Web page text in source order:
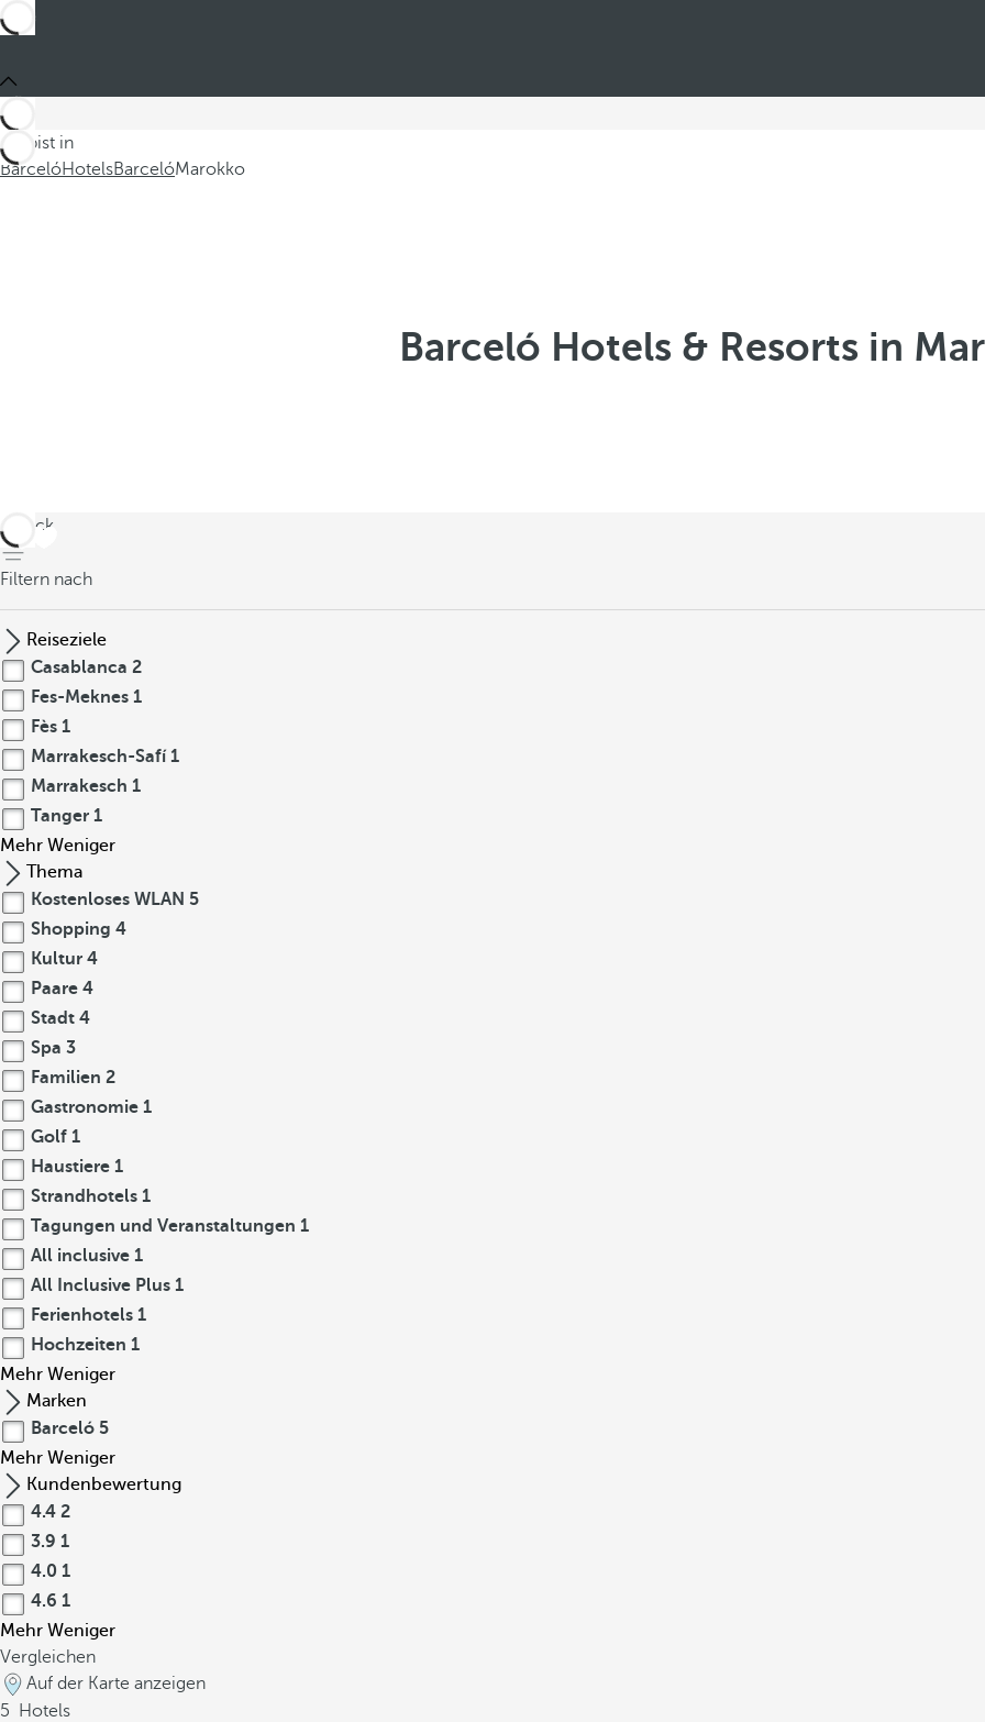
Du bist in
BarcelóHotelsBarcelóMarokko
Barceló Hotels & Resorts in
zurück
Filtern nach
Reiseziele
Casablanca 2
Fes-Meknes 1
Fès 1
Marrakesch-Safí1
Marrakesch 1
Tanger 1
Mehr Weniger
Thema
Kostenloses WLAN 5
Shopping 4
Kultur 4
Paare 4
Stadt 4
Spa 3
Familien 2
Gastronomie 1
Golf 1
Haustiere 1
Strandhotels 1
Tagungen und Veranstaltungen 1
All inclusive 1
All Inclusive Plus 1
Ferienhotels 1
Hochzeiten 1
Mehr Weniger
Marken
Barceló 5
Mehr Weniger
Kundenbewertung
4.4 2
3.9 1
4.0 1
4.6 1
Mehr Weniger
Vergleichen
Auf der Karte anzeigen
5
Hotels